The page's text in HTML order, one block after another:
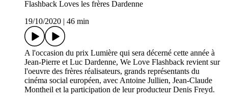
Flashback Loves les frères Dardenne
19/10/2020
46 min
A l'occasion du prix Lumière qui sera décerné cette année à
Jean-Pierre et Luc Dardenne, We Love Flashback revient sur
l'oeuvre des frères réalisateurs, grands représentants du
cinéma social européen, avec Antoine Jullien, Jean-Claude
Montheil et la participation de leur producteur Denis Freyd.